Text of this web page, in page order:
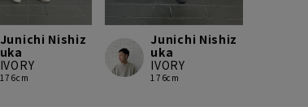
Junichi Nishiz
uka
IVORY
176cm
Junichi Nishiz
uka
IVORY
176cm